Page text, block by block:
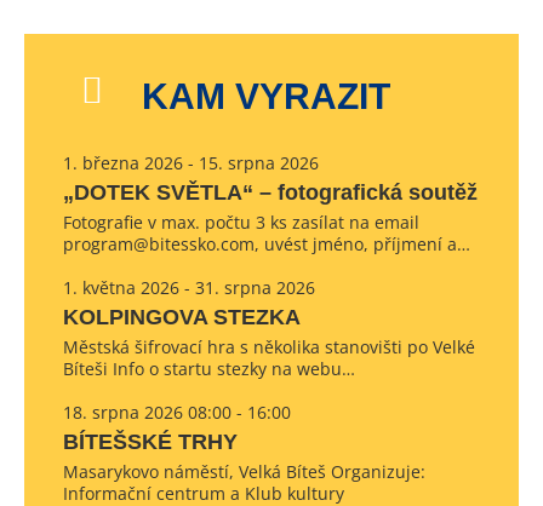
KAM VYRAZIT
1. března 2026 - 15. srpna 2026
„DOTEK SVĚTLA“ – fotografická soutěž
Fotografie v max. počtu 3 ks zasílat na email
program@bitessko.com, uvést jméno, příjmení a…
1. května 2026 - 31. srpna 2026
KOLPINGOVA STEZKA
Městská šifrovací hra s několika stanovišti po Velké
Bíteši Info o startu stezky na webu…
18. srpna 2026 08:00 - 16:00
BÍTEŠSKÉ TRHY
Masarykovo náměstí, Velká Bíteš Organizuje:
Informační centrum a Klub kultury